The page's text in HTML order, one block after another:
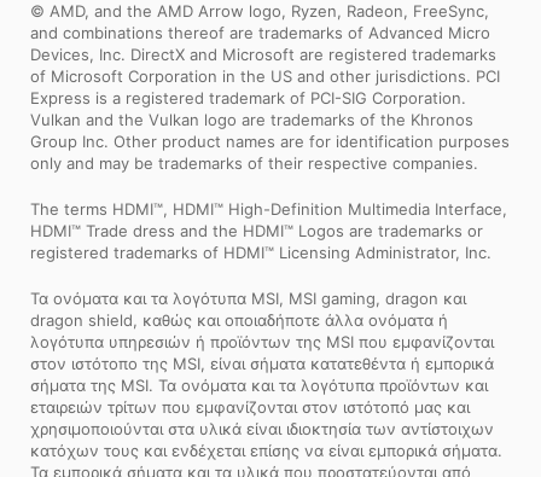
© AMD, and the AMD Arrow logo, Ryzen, Radeon, FreeSync,
and combinations thereof are trademarks of Advanced Micro
Devices, Inc. DirectX and Microsoft are registered trademarks
of Microsoft Corporation in the US and other jurisdictions. PCI
Express is a registered trademark of PCI-SIG Corporation.
Vulkan and the Vulkan logo are trademarks of the Khronos
Group Inc. Other product names are for identification purposes
only and may be trademarks of their respective companies.
The terms HDMI™, HDMI™ High-Definition Multimedia Interface,
HDMI™ Trade dress and the HDMI™ Logos are trademarks or
registered trademarks of HDMI™ Licensing Administrator, Inc.
Τα ονόματα και τα λογότυπα MSI, MSI gaming, dragon και
dragon shield, καθώς και οποιαδήποτε άλλα ονόματα ή
λογότυπα υπηρεσιών ή προϊόντων της MSI που εμφανίζονται
στον ιστότοπο της MSI, είναι σήματα κατατεθέντα ή εμπορικά
σήματα της MSI. Τα ονόματα και τα λογότυπα προϊόντων και
εταιρειών τρίτων που εμφανίζονται στον ιστότοπό μας και
χρησιμοποιούνται στα υλικά είναι ιδιοκτησία των αντίστοιχων
κατόχων τους και ενδέχεται επίσης να είναι εμπορικά σήματα.
Τα εμπορικά σήματα και τα υλικά που προστατεύονται από